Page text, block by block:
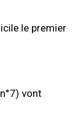
le premier
vont